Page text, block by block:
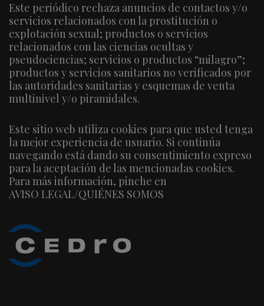
Este periódico rechaza anuncios de contactos y/o
servicios relacionados con la prostitución o
explotación sexual; productos o servicios
relacionados con las ciencias ocultas y
pseudociencias; servicios o productos “milagro”;
productos y servicios sanitarios no verificados por
las autoridades sanitarias y esquemas de venta
multinivel y/o piramidales.
Este sitio web utiliza cookies para que usted tenga
la mejor experiencia de usuario. Si continúa
navegando está dando su consentimiento expreso
para la aceptación de las mencionadas cookies.
Para más información, pinche en
AVISO LEGAL/QUIÉNES SOMOS